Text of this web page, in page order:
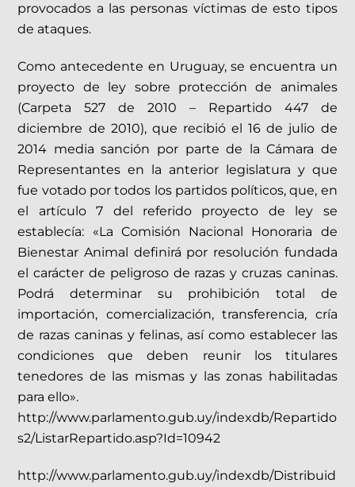
provocados a las personas víctimas de esto tipos
de ataques.
Como antecedente en Uruguay, se encuentra un
proyecto de ley sobre protección de animales
(Carpeta 527 de 2010 – Repartido 447 de
diciembre de 2010), que recibió el 16 de julio de
2014 media sanción por parte de la Cámara de
Representantes en la anterior legislatura y que
fue votado por todos los partidos políticos, que, en
el artículo 7 del referido proyecto de ley se
establecía: «La Comisión Nacional Honoraria de
Bienestar Animal definirá por resolución fundada
el carácter de peligroso de razas y cruzas caninas.
Podrá determinar su prohibición total de
importación, comercialización, transferencia, cría
de razas caninas y felinas, así como establecer las
condiciones que deben reunir los titulares
tenedores de las mismas y las zonas habilitadas
para ello».
http://www.parlamento.gub.uy/indexdb/Repartido
s2/ListarRepartido.asp?Id=10942
http://www.parlamento.gub.uy/indexdb/Distribuid